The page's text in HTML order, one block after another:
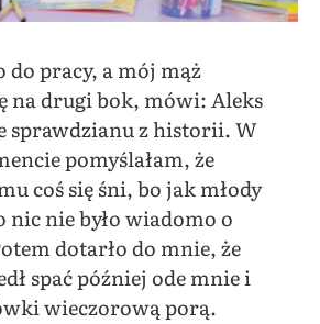
do pracy, a mój mąż
na drugi bok, mówi: Aleks
sprawdzianu z historii. W
pomyślałam, że
coś się śni, bo jak młody
nic nie było wiadomo o
dotarło do mnie, że
spać później ode mnie i
wieczorową porą.